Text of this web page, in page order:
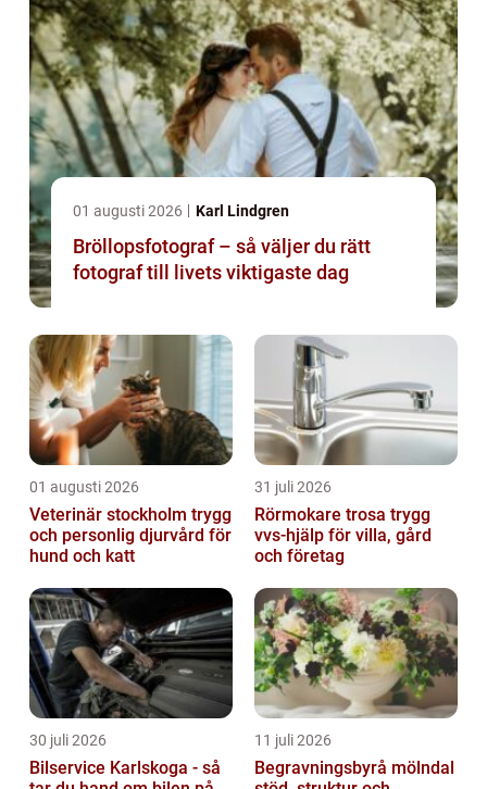
01 augusti 2026 Karl Lindgren
Bröllopsfotograf – så väljer du rätt
fotograf till livets viktigaste dag
01 augusti 2026
Veterinär stockholm trygg
och personlig djurvård för
hund och katt
31 juli 2026
Rörmokare trosa trygg
vvs-hjälp för villa, gård
och företag
30 juli 2026
Bilservice Karlskoga - så
11 juli 2026
Begravningsbyrå mölndal